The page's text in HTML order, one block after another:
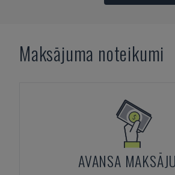
Maksājuma noteikumi
AVANSA